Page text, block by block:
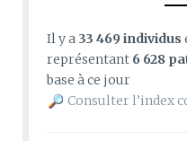
Il y a 33 469 individus
représentant 6 628
base à ce jour
Consulter l’index